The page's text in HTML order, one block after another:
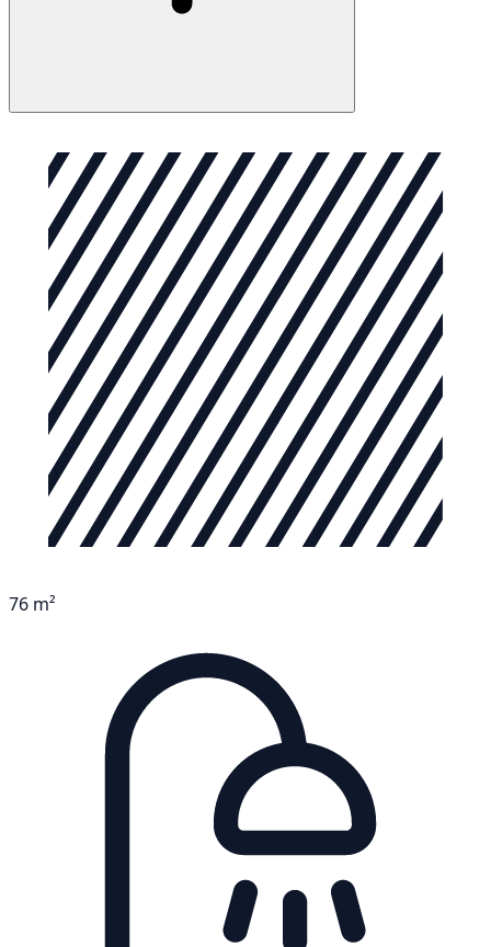
76 m²